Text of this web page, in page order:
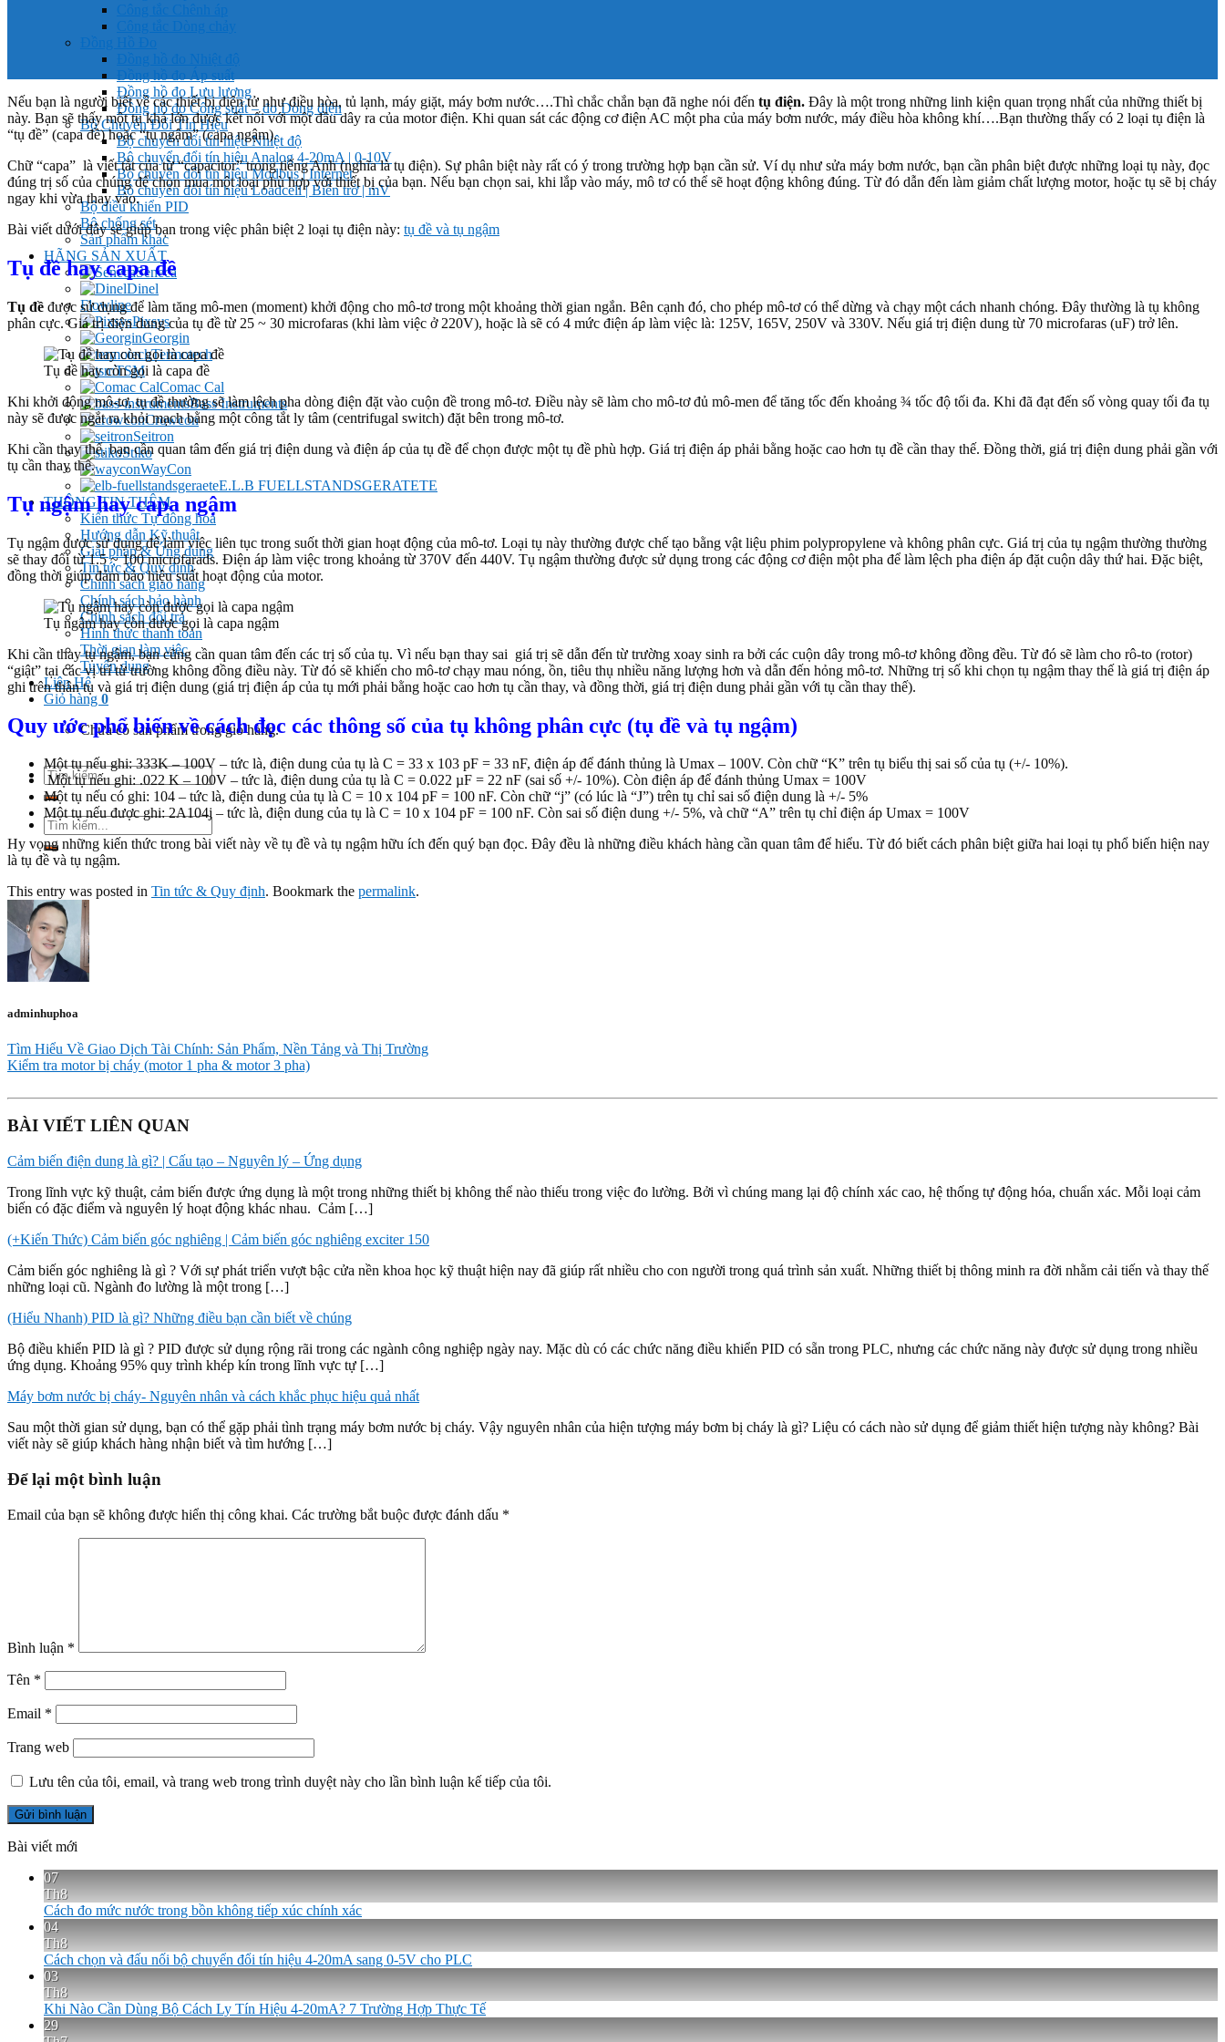
Công tắc Chênh áp
Công tắc Dòng chảy
Đồng Hồ Đo
Đồng hồ đo Nhiệt độ
Đồng hồ đo Áp suất
Đồng hồ đo Lưu lượng
Đồng hồ đo Công suất – đo Dòng điện
Bộ Chuyển Đổi Tín Hiệu
Bộ chuyển đổi tín hiệu Nhiệt độ
Bộ chuyển đổi tín hiệu Analog 4-20mA | 0-10V
Bộ chuyển đổi tín hiệu Modbus | Internet
Bộ chuyển đổi tín hiệu Loadcell | Biến trở | mV
Bộ điều khiển PID
Bộ chống sét
Sản phẩm khác
HÃNG SẢN XUẤT
Seneca
Dinel
Flowline
Pixsys
Georgin
Termotech
TSM
Comac Cal
Bass Instruments
Crowcon
Seitron
Stiko
WayCon
E.L.B FUELLSTANDSGERATETE
THÔNG TIN THÊM
Kiến thức Tự đông hoá
Hướng dẫn Kỹ thuật
Giải pháp & Ứng dụng
Tin tức & Quy định
Chính sách giao hàng
Chính sách bảo hành
Chính sách đổi trả
Hình thức thanh toán
Thời gian làm việc
Tuyển dụng
Liên Hệ
Giỏ hàng 0
Chưa có sản phẩm trong giỏ hàng.
Tìm
kiếm:
Tìm
kiếm:
Nếu bạn là người biết về các thiết bị điện tử như điều hòa, tủ lạnh, máy giặt, máy bơm nước….Thì chắc chắn bạn đã nghe nói đến tụ điện. Đây là một trong những linh kiện quan trọng nhất của những thiết bị
này. Bạn sẽ thấy một tụ khá lớn được kết nối với một đầu dây ra của motor điện. Khi quan sát các động cơ điện AC một pha của máy bơm nước, máy điều hòa không khí….Bạn thường thấy có 2 loại tụ điện là
“tụ đề” (capa đề) hoặc “tụ ngậm” (capa ngậm).
Chữ “capa” là viết tắt của từ “capacitor” trong tiếng Anh (nghĩa là tụ điện). Sự phân biệt này rất có ý trong trường hợp bạn cần sử. Ví dụ như sửa máy bơm nước, bạn cần phân biệt được những loại tụ này, đọc
đúng trị số của chúng để chọn mua một loại phù hợp với thiết bị của bạn. Nếu bạn chọn sai, khi lắp vào máy, mô tơ có thể sẽ hoạt động không đúng. Từ đó dẫn đến làm giảm chất lượng motor, hoặc tụ sẽ bị cháy
ngay khi vừa thay vào.
Bài viết dưới đây sẽ giúp bạn trong việc phân biệt 2 loại tụ điện này: tụ đề và tụ ngậm
Tụ đề hay capa đề
Tụ đề được sử dụng để làm tăng mô-men (moment) khởi động cho mô-tơ trong một khoảng thời gian ngắn. Bên cạnh đó, cho phép mô-tơ có thể dừng và chạy một cách nhanh chóng. Đây thường là tụ không
phân cực. Giá trị điện dung của tụ đề từ 25 ~ 30 microfaras (khi làm việc ở 220V), hoặc là sẽ có 4 mức điện áp làm việc là: 125V, 165V, 250V và 330V. Nếu giá trị điện dung từ 70 microfaras (uF) trở lên.
Tụ đề hay còn gọi là capa đề
Khi khởi động mô-tơ, tụ đề thường sẽ làm lệch pha dòng điện đặt vào cuộn đề trong mô-tơ. Điều này sẽ làm cho mô-tơ đủ mô-men để tăng tốc đến khoảng ¾ tốc độ tối đa. Khi đã đạt đến số vòng quay tối đa tụ
này sẽ được ngắt ra khỏi mạch bằng một công tắt ly tâm (centrifugal switch) đặt bên trong mô-tơ.
Khi cần thay thế, bạn cần quan tâm đến giá trị điện dung và điện áp của tụ đề để chọn được một tụ đề phù hợp. Giá trị điện áp phải bằng hoặc cao hơn tụ đề cần thay thế. Đồng thời, giá trị điện dung phải gần với
tụ cần thay thế.
Tụ ngậm hay capa ngậm
Tụ ngậm được sử dụng để làm việc liên tục trong suốt thời gian hoạt động của mô-tơ. Loại tụ này thường được chế tạo bằng vật liệu phim polypropylene và không phân cực. Giá trị của tụ ngậm thường thường
sẽ thay đổi từ 1.5 ~ 100 microfarads. Điện áp làm việc trong khoảng từ 370V đến 440V. Tụ ngậm thường được sử dụng trong các động cơ điện một pha để làm lệch pha điện áp đặt cuộn dây thứ hai. Đặc biệt,
đồng thời giúp đảm bảo hiệu suất hoạt động của motor.
Tụ ngậm hay còn được gọi là capa ngậm
Khi cần thay tụ ngậm, bạn cũng cần quan tâm đến các trị số của tụ. Vì nếu bạn thay sai giá trị sẽ dẫn đến từ trường xoay sinh ra bởi các cuộn dây trong mô-tơ không đồng đều. Từ đó sẽ làm cho rô-to (rotor)
“giật” tại các vị trí từ trường không đồng điều này. Từ đó sẽ khiến cho mô-tơ chạy mau nóng, ồn, tiêu thụ nhiều năng lượng hơn và dẫn đến hỏng mô-tơ. Những trị số khi chọn tụ ngậm thay thế là giá trị điện áp
ghi trên thân tụ và giá trị điện dung (giá trị điện áp của tụ mới phải bằng hoặc cao hơn tụ cần thay, và đồng thời, giá trị điện dung phải gần với tụ cần thay thế).
Quy ước phổ biến về cách đọc các thông số của tụ không phân cực (tụ đề và tụ ngậm)
Một tụ nếu ghi: 333K – 100V – tức là, điện dung của tụ là C = 33 x 103 pF = 33 nF, điện áp để đánh thủng là Umax – 100V. Còn chữ “K” trên tụ biểu thị sai số của tụ (+/- 10%).
Một tụ nếu ghi: .022 K – 100V – tức là, điện dung của tụ là C = 0.022 µF = 22 nF (sai số +/- 10%). Còn điện áp để đánh thủng Umax = 100V
Một tụ nếu có ghi: 104 – tức là, điện dung của tụ là C = 10 x 104 pF = 100 nF. Còn chữ “j” (có lúc là “J”) trên tụ chỉ sai số điện dung là +/- 5%
Một tụ nếu được ghi: 2A104j – tức là, điện dung của tụ là C = 10 x 104 pF = 100 nF. Còn sai số điện dung +/- 5%, và chữ “A” trên tụ chỉ điện áp Umax = 100V
Hy vọng những kiến thức trong bài viết này về tụ đề và tụ ngậm hữu ích đến quý bạn đọc. Đây đều là những điều khách hàng cần quan tâm để hiểu. Từ đó biết cách phân biệt giữa hai loại tụ phổ biến hiện nay
là tụ đề và tụ ngậm.
This entry was posted in Tin tức & Quy định. Bookmark the permalink.
adminhuphoa
Tìm Hiểu Về Giao Dịch Tài Chính: Sản Phẩm, Nền Tảng và Thị Trường
Kiểm tra motor bị cháy (motor 1 pha & motor 3 pha)
BÀI VIẾT LIÊN QUAN
Cảm biến điện dung là gì? | Cấu tạo – Nguyên lý – Ứng dụng
Trong lĩnh vực kỹ thuật, cảm biến được ứng dụng là một trong những thiết bị không thể nào thiếu trong việc đo lường. Bởi vì chúng mang lại độ chính xác cao, hệ thống tự động hóa, chuẩn xác. Mỗi loại cảm
biến có đặc điểm và nguyên lý hoạt động khác nhau. Cảm […]
(+Kiến Thức) Cảm biến góc nghiêng | Cảm biến góc nghiêng exciter 150
Cảm biến góc nghiêng là gì ? Với sự phát triển vượt bậc cửa nền khoa học kỹ thuật hiện nay đã giúp rất nhiều cho con người trong quá trình sản xuất. Những thiết bị thông minh ra đời nhằm cải tiến và thay thế
những loại cũ. Ngành đo lường là một trong […]
(Hiểu Nhanh) PID là gì? Những điều bạn cần biết về chúng
Bộ điều khiển PID là gì ? PID được sử dụng rộng rãi trong các ngành công nghiệp ngày nay. Mặc dù có các chức năng điều khiển PID có sẵn trong PLC, nhưng các chức năng này được sử dụng trong nhiều
ứng dụng. Khoảng 95% quy trình khép kín trong lĩnh vực tự […]
Máy bơm nước bị cháy- Nguyên nhân và cách khắc phục hiệu quả nhất
Sau một thời gian sử dụng, bạn có thể gặp phải tình trạng máy bơm nước bị cháy. Vậy nguyên nhân của hiện tượng máy bơm bị cháy là gì? Liệu có cách nào sử dụng để giảm thiết hiện tượng này không? Bài
viết này sẽ giúp khách hàng nhận biết và tìm hướng […]
Để lại một bình luận
Email của bạn sẽ không được hiển thị công khai. Các trường bắt buộc được đánh dấu *
Bình luận *
Tên *
Email *
Trang web
Lưu tên của tôi, email, và trang web trong trình duyệt này cho lần bình luận kế tiếp của tôi.
Bài viết mới
07
Th8
Cách đo mức nước trong bồn không tiếp xúc chính xác
04
Th8
Cách chọn và đấu nối bộ chuyển đổi tín hiệu 4-20mA sang 0-5V cho PLC
03
Th8
Khi Nào Cần Dùng Bộ Cách Ly Tín Hiệu 4-20mA? 7 Trường Hợp Thực Tế
29